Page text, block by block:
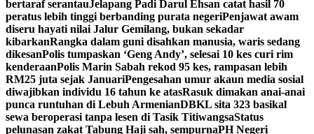
bertaraf serantauJelapang Padi Darul Ehsan catat hasil 70
peratus lebih tinggi berbanding purata negeriPenjawat awam
diseru hayati nilai Jalur Gemilang, bukan sekadar
kibarkanRangka dalam guni disahkan manusia, waris sedang
dikesanPolis tumpaskan ‘Geng Andy’, selesai 10 kes curi rim
kenderaanPolis Marin Sabah rekod 95 kes, rampasan lebih
RM25 juta sejak JanuariPengesahan umur akaun media sosial
diwajibkan individu 16 tahun ke atasRasuk dimakan anai-anai
punca runtuhan di Lebuh ArmenianDBKL sita 323 basikal
sewa beroperasi tanpa lesen di Tasik TitiwangsaStatus
pelunasan zakat Tabung Haji sah, sempurnaPH Negeri